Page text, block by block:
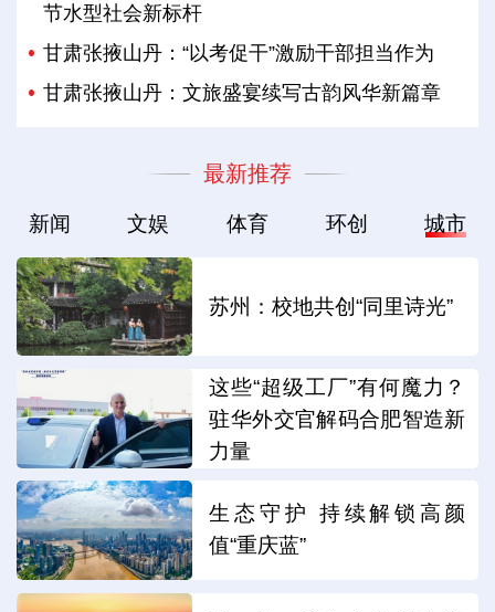
节水型社会新标杆
甘肃张掖山丹：“以考促干”激励干部担当作为
甘肃张掖山丹：文旅盛宴续写古韵风华新篇章
最新推荐
新闻 文娱 体育 环创 城市
苏州：校地共创“同里诗光”
这些“超级工厂”有何魔力？
驻华外交官解码合肥智造新
力量
生态守护 持续解锁高颜
值“重庆蓝”